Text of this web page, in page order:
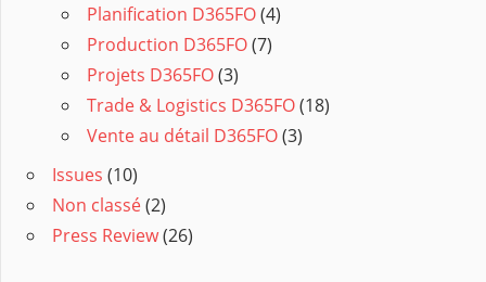
Planification D365FO(4)
Production D365FO(7)
Projets D365FO(3)
Trade & Logistics D365FO(18)
Vente au détail D365FO(3)
Issues (10)
Non classé(2)
Press Review(26)